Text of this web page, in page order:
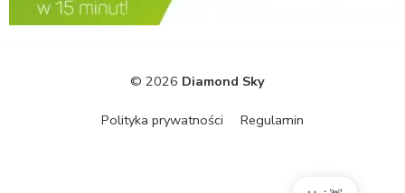
© 2026 Diamond Sky
Polityka prywatności Regulamin